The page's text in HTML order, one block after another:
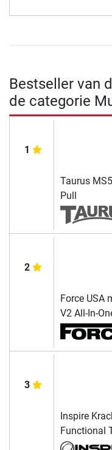
Bestseller van
de categorie
1
Taurus
Pull
2
Force USA
V2 All-In-
3
Inspire
Functional